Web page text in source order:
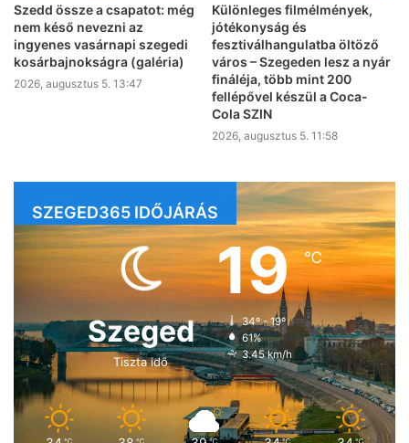
Szedd össze a csapatot: még
nem késő nevezni az
ingyenes vasárnapi szegedi
kosárbajnokságra (galéria)
2026, augusztus 5. 13:47
Különleges filmélmények,
jótékonyság és
fesztiválhangulatba öltöző
város – Szegeden lesz a nyár
fináléja, több mint 200
fellépővel készül a Coca-
Cola SZIN
2026, augusztus 5. 11:58
SZEGED365 IDŐJÁRÁS
Szeged
Tiszta idő
19℃
34º - 19º
61%
3.45 km/h
℃ ℃ ℃ ℃ ℃